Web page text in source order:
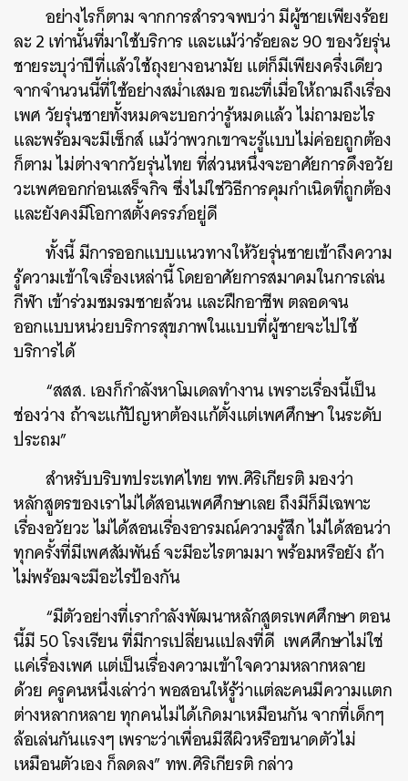
อย่างไรก็ตาม จากการสำรวจพบว่า มีผู้ชายเพียงร้อย
ละ 2 เท่านั้นที่มาใช้บริการ และแม้ว่าร้อยละ 90 ของวัยรุ่น
ชายระบุว่าปีที่แล้วใช้ถุงยางอนามัย แต่ก็มีเพียงครึ่งเดียว
จากจำนวนนี้ที่ใช้อย่างสม่ำเสมอ ขณะที่เมื่อให้ถามถึงเรื่อง
เพศ วัยรุ่นชายทั้งหมดจะบอกว่ารู้หมดแล้ว ไม่ถามอะไร
และพร้อมจะมีเซ็กส์ แม้ว่าพวกเขาจะรู้แบบไม่ค่อยถูกต้อง
ก็ตาม ไม่ต่างจากวัยรุ่นไทย ที่ส่วนหนึ่งจะอาศัยการดึงอวัย
วะเพศออกก่อนเสร็จกิจ ซึ่งไม่ใช่วิธีการคุมกำเนิดที่ถูกต้อง
และยังคงมีโอกาสตั้งครรภ์อยู่ดี
ทั้งนี้ มีการออกแบบแนวทางให้วัยรุ่นชายเข้าถึงความ
รู้ความเข้าใจเรื่องเหล่านี้ โดยอาศัยการสมาคมในการเล่น
กีฬา เข้าร่วมชมรมชายล้วน และฝึกอาชีพ ตลอดจน
ออกแบบหน่วยบริการสุขภาพในแบบที่ผู้ชายจะไปใช้
บริการได้
“สสส. เองก็กำลังหาโมเดลทำงาน เพราะเรื่องนี้เป็น
ช่องว่าง ถ้าจะแก้ปัญหาต้องแก้ตั้งแต่เพศศึกษา ในระดับ
ประถม”
สำหรับบริบทประเทศไทย ทพ.ศิริเกียรติ มองว่า
หลักสูตรของเราไม่ได้สอนเพศศึกษาเลย ถึงมีก็มีเฉพาะ
เรื่องอวัยวะ ไม่ได้สอนเรื่องอารมณ์ความรู้สึก ไม่ได้สอนว่า
ทุกครั้งที่มีเพศสัมพันธ์ จะมีอะไรตามมา พร้อมหรือยัง ถ้า
ไม่พร้อมจะมีอะไรป้องกัน
“มีตัวอย่างที่เรากำลังพัฒนาหลักสูตรเพศศึกษา ตอน
นี้มี 50 โรงเรียน ที่มีการเปลี่ยนแปลงที่ดี เพศศึกษาไม่ใช่
แค่เรื่องเพศ แต่เป็นเรื่องความเข้าใจความหลากหลาย
ด้วย ครูคนหนึ่งเล่าว่า พอสอนให้รู้ว่าแต่ละคนมีความแตก
ต่างหลากหลาย ทุกคนไม่ได้เกิดมาเหมือนกัน จากที่เด็กๆ
ล้อเล่นกันแรงๆ เพราะว่าเพื่อนมีสีผิวหรือขนาดตัวไม่
เหมือนตัวเอง ก็ลดลง” ทพ.ศิริเกียรติ กล่าว